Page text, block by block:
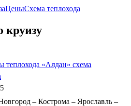
ЦеныСхема теплохода
теплохода «Алдан» схема
– Кострома – Ярославль –